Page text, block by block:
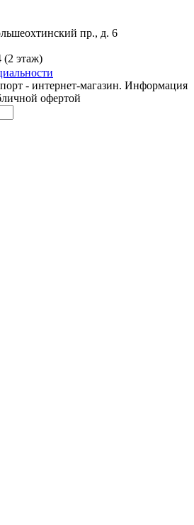
пр., д. 6
(2 этаж)
- интернет-магазин. Информация
офертой